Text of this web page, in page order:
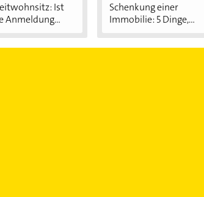
Ist
Anmeldung...
Schenkung einer
Immobilie: 5 Dinge,...